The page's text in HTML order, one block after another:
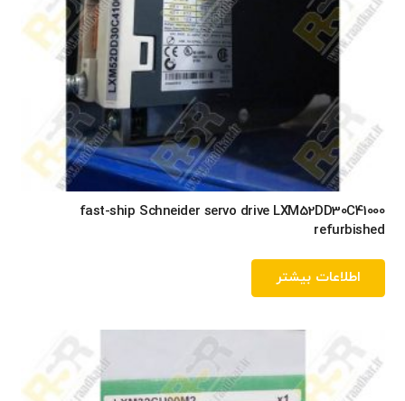
fast-ship Schneider servo drive LXM52DD30C41000
refurbished
اطلاعات بیشتر